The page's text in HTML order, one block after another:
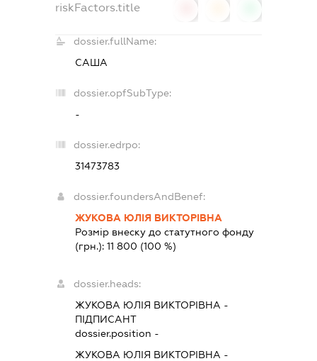
riskFactors.title
dossier.fullName:
САША
dossier.opfSubType:
-
dossier.edrpo:
31473783
dossier.foundersAndBenef:
ЖУКОВА ЮЛІЯ ВИКТОРІВНА
Розмір внеску до статутного фонду
(грн.): 11 800 (100 %)
dossier.heads:
ЖУКОВА ЮЛІЯ ВИКТОРІВНА -
ПІДПИСАНТ
dossier.position -
ЖУКОВА ЮЛІЯ ВИКТОРІВНА -